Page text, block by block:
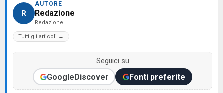
R
AUTORE
Redazione
Redazione
Tutti gli articoli →
Seguici su
GoogleDiscover Fonti preferite